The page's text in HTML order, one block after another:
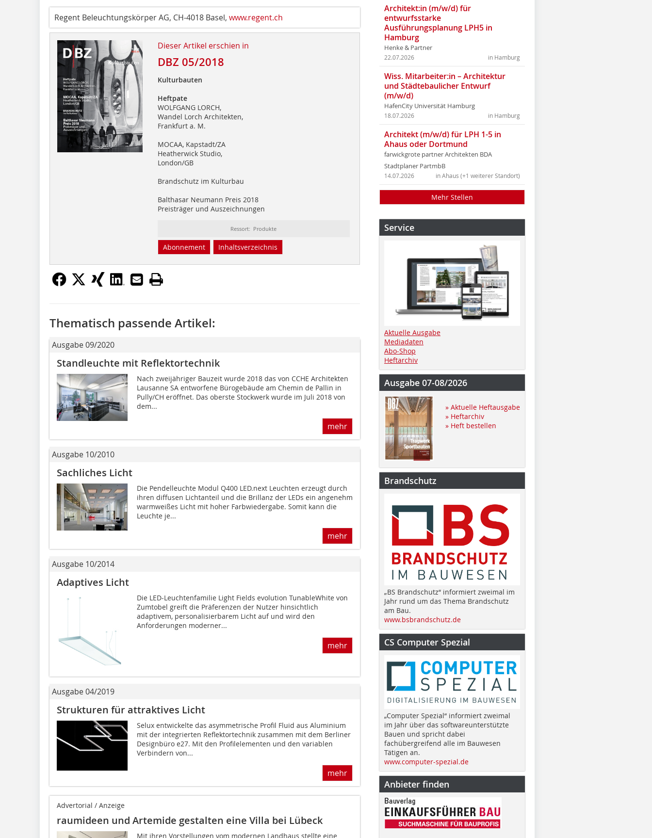
Regent Beleuchtungskörper AG, CH-4018 Basel, www.regent.ch
Dieser Artikel erschien in
DBZ 05/2018
Kulturbauten
Heftpate
WOLFGANG LORCH,
Wandel Lorch Architekten,
Frankfurt a. M.
MOCAA, Kapstadt/ZA
Heatherwick Studio,
London/GB
Brandschutz im Kulturbau
Balthasar Neumann Preis 2018
Preisträger und Auszeichnungen
Ressort: Produkte
Abonnement Inhaltsverzeichnis
Thematisch passende Artikel:
Ausgabe 09/2020
Standleuchte mit Reflektortechnik
Nach zweijähriger Bauzeit wurde 2018 das von CCHE Architekten
Lausanne SA entworfene Bürogebäude am Chemin de Pallin in
Pully/CH eröffnet. Das oberste Stockwerk wurde im Juli 2018 von
dem...
mehr
Ausgabe 10/2010
Sachliches Licht
Die Pendelleuchte Modul Q400 LED.next Leuchten erzeugt durch
ihren diffusen Lichtanteil und die Brillanz der LEDs ein angenehm
warmweißes Licht mit hoher Farbwiedergabe. Somit kann die
Leuchte je...
mehr
Ausgabe 10/2014
Adaptives Licht
Die LED-Leuchtenfamilie Light Fields evolution TunableWhite von
Zumtobel greift die Präferenzen der Nutzer hinsichtlich
adaptivem, personalisierbarem Licht auf und wird den
Anforderungen moderner...
mehr
Ausgabe 04/2019
Strukturen für attraktives Licht
Selux entwickelte das asymmetrische Profil Fluid aus Aluminium
mit der integrierten Reflektortechnik zusammen mit dem Berliner
Designbüro e27. Mit den Profilelementen und den variablen
Verbindern von...
mehr
Advertorial / Anzeige
raumideen und Artemide gestalten eine Villa bei Lübeck
Mit ihren Vorstellungen vom modernen Landhaus stellte eine
Architekt:in (m/w/d) für
entwurfsstarke
Ausführungsplanung LPH5 in
Hamburg
Henke & Partner
in Hamburg
22.07.2026
Wiss. Mitarbeiter:in – Architektur
und Städtebaulicher Entwurf
(m/w/d)
HafenCity Universität Hamburg
in Hamburg
18.07.2026
Architekt (m/w/d) für LPH 1-5 in
Ahaus oder Dortmund
farwickgrote partner Architekten BDA
Stadtplaner PartmbB
in Ahaus (+1 weiterer Standort)
14.07.2026
Mehr Stellen
Service
Aktuelle Ausgabe
Mediadaten
Abo-Shop
Heftarchiv
Ausgabe 07-08/2026
» Aktuelle Heftausgabe
» Heftarchiv
» Heft bestellen
Brandschutz
„BS Brandschutz“ informiert zweimal im
Jahr rund um das Thema Brandschutz
am Bau.
www.bsbrandschutz.de
CS Computer Spezial
„Computer Spezial“ informiert zweimal
im Jahr über das softwareunterstützte
Bauen und spricht dabei
fachübergreifend alle im Bauwesen
Tätigen an.
www.computer-spezial.de
Anbieter finden